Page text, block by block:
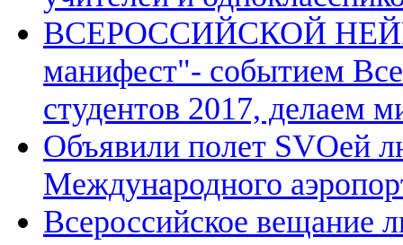
ВСЕРОССИЙСКОЙ
манифест"- событием
студентов 2017, делаем
Объявили полет SVOей
Международного
Всероссийское